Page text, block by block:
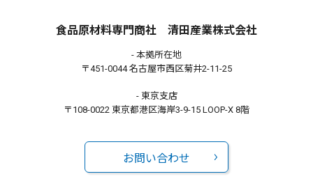
食品原材料専門商社 清田産業株式会社
- 本拠所在地
〒451-0044 名古屋市西区菊井2-11-25
- 東京支店
〒108-0022 東京都港区海岸3-9-15 LOOP-X 8階
お問い合わせ